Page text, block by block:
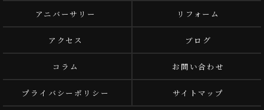
アニバーサリー リフォーム
アクセス ブログ
コラム お問い合わせ
プライバシーポリシー サイトマップ